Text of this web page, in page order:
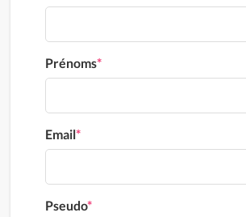
Prénoms*
Email*
Pseudo*